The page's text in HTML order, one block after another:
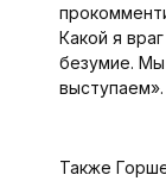
Какой я
безумие. Мы
выступаем».
Также